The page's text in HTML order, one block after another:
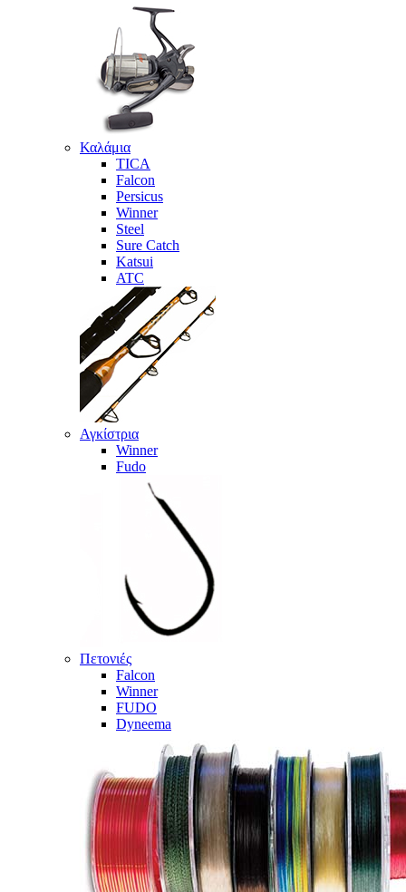
Καλάμια
TICA
Falcon
Persicus
Winner
Steel
Sure Catch
Katsui
ATC
Αγκίστρια
Winner
Fudo
Πετονιές
Falcon
Winner
FUDO
Dyneema